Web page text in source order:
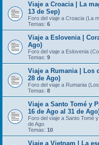
Viaje a Croacia | La
13 de Sep)
Foro del viaje a Croacia (La
Temas: 6
Viaje a Eslovenia |
Ago)
Foro del viaje a Eslovenia
Temas: 9
Viaje a Rumania | Los
28 de Ago)
Foro del viaje a Rumania
Temas: 8
Viaje a Santo Tomé y
16 de Ago al 31 de
Foro del viaje a Santo Tomé
de Ago
Temas: 10
Viaje a Vietnam | La